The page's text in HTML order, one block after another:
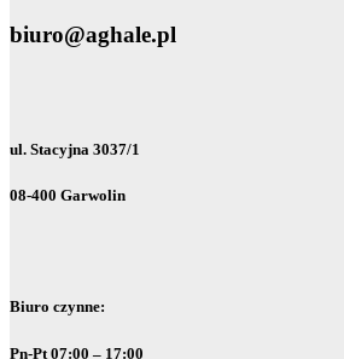
biuro@aghale.pl
ul. Stacyjna 3037/1
08-400 Garwolin
Biuro czynne:
Pn-Pt 07:00 – 17:00